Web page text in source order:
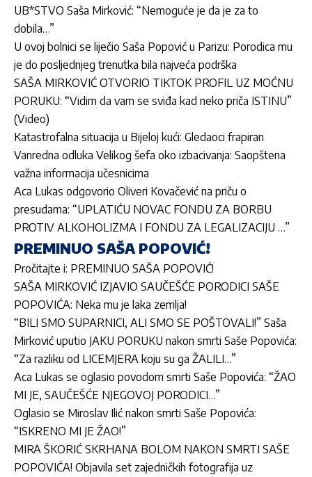
UB*STVO Saša Mirković: “Nemoguće je da je za to
dobila…”
U ovoj bolnici se liječio Saša Popović u Parizu: Porodica mu
je do posljednjeg trenutka bila najveća podrška
SAŠA MIRKOVIĆ OTVORIO TIKTOK PROFIL UZ MOĆNU
PORUKU: “Vidim da vam se sviđa kad neko priča ISTINU”
(Video)
Katastrofalna situacija u Bijeloj kući: Gledaoci frapiran
Vanredna odluka Velikog šefa oko izbacivanja: Saopštena
važna informacija učesnicima
Aca Lukas odgovorio Oliveri Kovačević na priču o
presudama: “UPLATIĆU NOVAC FONDU ZA BORBU
PROTIV ALKOHOLIZMA I FONDU ZA LEGALIZACIJU …”
PREMINUO SAŠA POPOVIĆ!
Pročitajte i: PREMINUO SAŠA POPOVIĆ!
SAŠA MIRKOVIĆ IZJAVIO SAUČEŠĆE PORODICI SAŠE
POPOVIĆA: Neka mu je laka zemlja!
“BILI SMO SUPARNICI, ALI SMO SE POŠTOVALI!” Saša
Mirković uputio JAKU PORUKU nakon smrti Saše Popovića:
“Za razliku od LICEMJERA koju su ga ŽALILI…”
Aca Lukas se oglasio povodom smrti Saše Popovića: “ŽAO
MI JE, SAUČEŠĆE NJEGOVOJ PORODICI…”
Oglasio se Miroslav Ilić nakon smrti Saše Popovića:
“ISKRENO MI JE ŽAO!”
MIRA ŠKORIĆ SKRHANA BOLOM NAKON SMRTI SAŠE
POPOVIĆA! Objavila set zajedničkih fotografija uz